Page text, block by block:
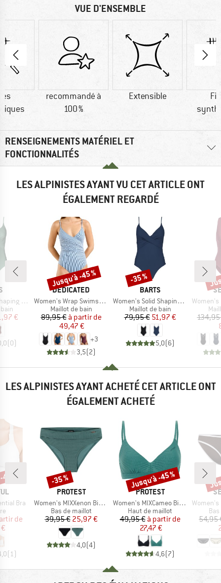
VUE D'ENSEMBLE
recommandé à
100 %
Extensible
RENSEIGNEMENTS MATÉRIEL ET
FONCTIONNALITÉS
LES ALPINISTES AYANT VU CET ARTICLE ONT
ÉGALEMENT REGARDÉ
Piece
réduit
€
(0)
MARQUE
DEDICATED
Article
Women's Wrap Swimsuit Klinte
Product group
Maillot de bain
Prix
89,95 € Prix réduit
à partir de
49,47 €
+3
3,5(2)
Remise
Jusqu'à -45 %
MARQUE
BARTS
Article
Women's Solid Shaping Suit
Product group
Maillot de bain
Prix
79,95 €Prix réduit
51,97 €
5,0(6)
Remise
-35 %
Article
Women's
LES ALPINISTES AYANT ACHETÉ CET ARTICLE ONT
ÉGALEMENT ACHETÉ
Bra
réduit
de
(1 )
%
MARQUE
PROTEST
Article
Women's MIXXenon Bikini Bottom
Product group
Bas de maillot
Prix
39,95 €Prix réduit
25,97 €
4,0(4)
Remise
-35 %
MARQUE
PROTEST
Article
Women's MIXCameo Bikini Top BCD-Cup
Product group
Haut de maillot
Prix
49,95 € Prix réduit
à partir de
27,47 €
4,6(7)
Remise
Jusqu'à -45 %
Article
Women's
54,95